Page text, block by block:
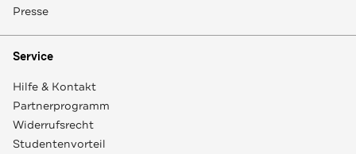
Presse
Service
Hilfe & Kontakt
Partnerprogramm
Widerrufsrecht
Studentenvorteil